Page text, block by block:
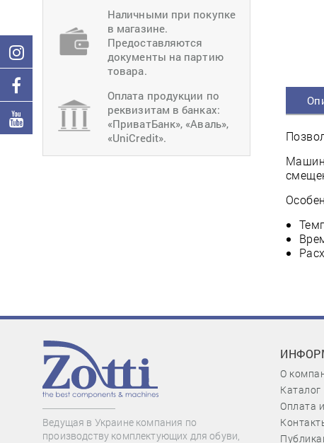
Наличными при покупке
в магазине.
Предоставляются
документы на партию
товара.
Оплата продукции по
реквизитам в банках:
«ПриватБанк», «Аваль»,
«UniCredit».
Ведущая в Украине компания по
производству комплектующих для обуви,
О
Каталог
Оплата